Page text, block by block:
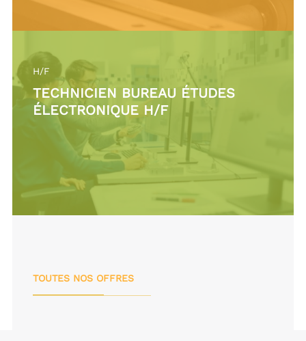
H/F
TECHNICIEN BUREAU ÉTUDES
ÉLECTRONIQUE H/F
TOUTES NOS OFFRES